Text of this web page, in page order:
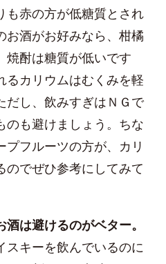
も赤の方が低糖質とされ
お酒がお好みなら、柑橘
焼酎は糖質が低いです
るカリウムはむくみを軽
だし、飲みすぎはＮＧで
のも避けましょう。ちな
フルーツの方が、カリ
のでぜひ参考にしてみて
酒は避けるのがベター。
スキーを飲んでいるのに